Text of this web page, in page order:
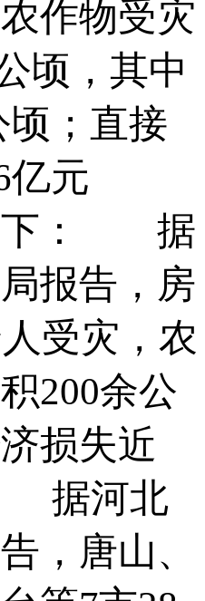
作物受灾
顷，其中
顷；直接
亿元
下： 据
报告，房
受灾，农
200余公
损失近
据河北
，唐山、